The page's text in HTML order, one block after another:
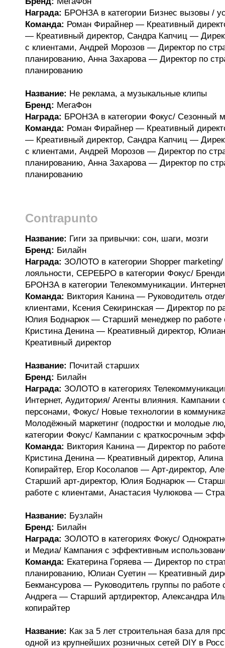
Награда: БРОНЗА в категории Бизнес вызовы /
Команда: Роман Фирайнер — Креативный
— Креативный директор, Сандра Капчиц —
с клиентами, Андрей Морозов — Директор по
планированию, Анна Захарова — Директор по
планированию
Название: Не реклама, а музыкальные клипы
Бренд: МегаФон
Награда: БРОНЗА в категории Фокус/ Сезонный
Команда: Роман Фирайнер — Креативный
— Креативный директор, Сандра Капчиц —
с клиентами, Андрей Морозов — Директор по
планированию, Анна Захарова — Директор по
планированию
Contrapunto
Название: Гиги за привычки: сон, шаги, мозги
Бренд: Билайн
Награда: ЗОЛОТО в категории Shopper
лояльности, СЕРЕБРО в категории Фокус/
БРОНЗА в категории Телекоммуникации.
Команда: Виктория Канина — Руководитель
клиентами, Ксения Секиринская — Директор по
Юлия Боднарюк — Старший менеджер по работе
Кристина Денина — Креативный директор,
Креативный директор
Название: Почитай старших
Бренд: Билайн
Награда: ЗОЛОТО в категориях
Интернет, Аудитория/ Агенты влияния. Кампании
персонами, Фокус/ Новые технологии в
Молодёжный маркетинг (подростки и молодые
категории Фокус/ Кампании с краткосрочным
Команда: Виктория Канина — Директор по
Кристина Денина — Креативный директор,
Копирайтер, Егор Косолапов — Арт-директор,
Старший арт-директор, Юлия Боднарюк —
работе с клиентами, Анастасия Чулюкова —
Название: Бузлайн
Бренд: Билайн
Награда: ЗОЛОТО в категориях Фокус/
и Медиа/ Кампания с эффективным
Команда: Екатерина Горяева — Директор по
планированию, Юлиан Суетин — Креативный
Бекмансурова — Руководитель группы по работе
Андрега — Старший артдиректор, Александра
копирайтер
Название: Как за 5 лет строительная база для
одной из крупнейших розничных сетей DIY в